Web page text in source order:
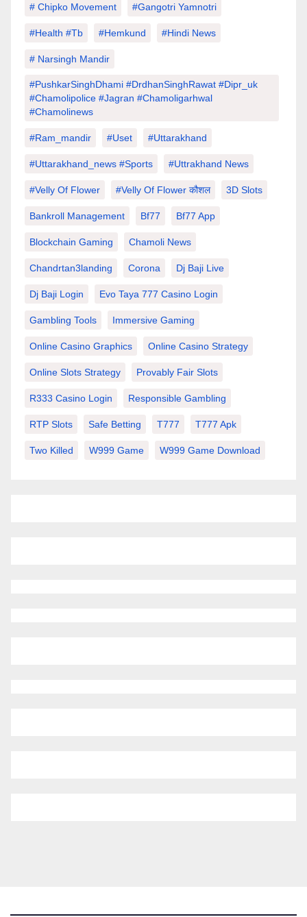
# Chipko Movement #Gangotri Yamnotri
#Health #tb #hemkund #hindi News
# Narsingh Mandir
#PushkarSinghDhami #drdhanSinghRawat #dipr_uk
#chamolipolice #Jagran #chamoligarhwal
#chamolinews
#Ram_mandir #uset #uttarakhand
#Uttarakhand_news #sports #Uttrakhand News
#velly Of Flower #velly Of Flower कौशल 3D Slots
Bankroll Management Bf77 Bf77 App
Blockchain Gaming Chamoli News
Chandrtan3landing Corona Dj Baji Live
Dj Baji Login Evo Taya 777 Casino Login
Gambling Tools Immersive Gaming
Online Casino Graphics Online Casino Strategy
Online Slots Strategy Provably Fair Slots
R333 Casino Login Responsible Gambling
RTP Slots Safe Betting T777 T777 Apk
Two Killed W999 Game W999 Game Download